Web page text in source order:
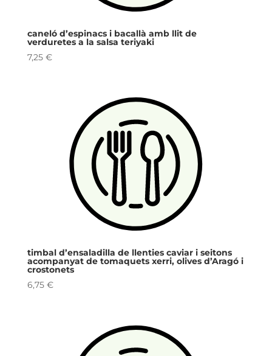
caneló d’espinacs i bacallà amb llit de
verduretes a la salsa teriyaki
7,25 €
timbal d’ensaladilla de llenties caviar i seitons
acompanyat de tomaquets xerri, olives d’Aragó i
crostonets
6,75 €